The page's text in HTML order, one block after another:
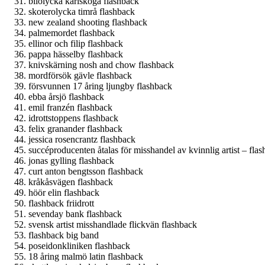
skoterolycka timrå flashback
new zealand shooting flashback
palmemordet flashback
ellinor och filip flashback
pappa hässelby flashback
knivskärning nosh and chow flashback
mordförsök gävle flashback
försvunnen 17 åring ljungby flashback
ebba årsjö flashback
emil franzén flashback
idrottstoppens flashback
felix granander flashback
jessica rosencrantz flashback
succéproducenten åtalas för misshandel av kvinnlig artist –
jonas gylling flashback
curt anton bengtsson flashback
kråkåsvägen flashback
höör elin flashback
flashback friidrott
sevenday bank flashback
svensk artist misshandlade flickvän flashback
flashback big band
poseidonkliniken flashback
18 åring malmö latin flashback